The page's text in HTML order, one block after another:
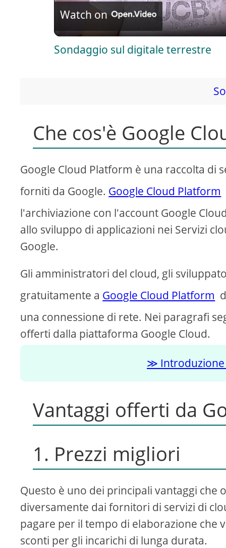
a
y
V
d
e
o
Watch on
Sondaggio sul digitale terrestre
Che cos'è Google
Google Cloud Platform è una raccolta di
forniti da Google. Google Cloud Platform
l'archiviazione con l'account Google
allo sviluppo di applicazioni nei Servizi
Google.
Gli amministratori del cloud, gli
gratuitamente a Google Cloud Platform
una connessione di rete. Nei paragrafi
offerti dalla piattaforma Google Cloud.
Vantaggi offerti da
1. Prezzi migliori
Questo è uno dei principali vantaggi che
diversamente dai fornitori di servizi di
pagare per il tempo di elaborazione che
sconti per gli incarichi di lunga durata.